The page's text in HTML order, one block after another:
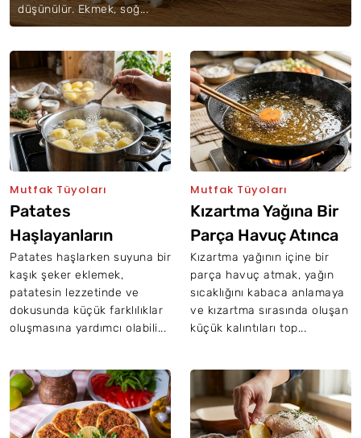
düşünülür. Ekmek, soğ...
Mutfak Tüyoları
Patates
Haşlayanların
Bilmesi Gereken
Şeker Hilesi
Patates haşlarken suyuna bir
kaşık şeker eklemek,
patatesin lezzetinde ve
dokusunda küçük farklılıklar
oluşmasına yardımcı olabili...
Mutfak Tüyoları
Kızartma Yağına Bir
Parça Havuç Atınca
Ne Olur?
Kızartma yağının içine bir
parça havuç atmak, yağın
sıcaklığını kabaca anlamaya
ve kızartma sırasında oluşan
küçük kalıntıları top...